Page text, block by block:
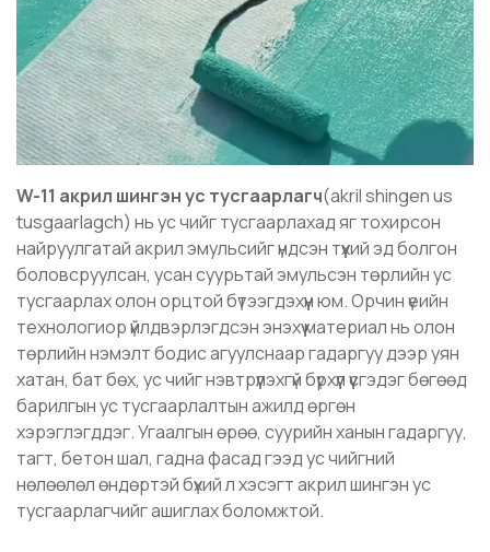
W-11 акрил шингэн ус тусгаарлагч(akril shingen us
tusgaarlagch) нь ус чийг тусгаарлахад яг тохирсон
найруулгатай акрил эмульсийг үндсэн түүхий эд болгон
боловсруулсан, усан суурьтай эмульсэн төрлийн ус
тусгаарлах олон орцтой бүтээгдэхүүн юм. Орчин үеийн
технологиор үйлдвэрлэгдсэн энэхүү материал нь олон
төрлийн нэмэлт бодис агуулснаар гадаргуу дээр уян
хатан, бат бөх, ус чийг нэвтрүүлэхгүй бүрхүүл үүсгэдэг бөгөөд
барилгын ус тусгаарлалтын ажилд өргөн
хэрэглэгддэг. Угаалгын өрөө, суурийн ханын гадаргуу,
тагт, бетон шал, гадна фасад гээд ус чийгний
нөлөөлөл өндөртэй бүхий л хэсэгт акрил шингэн ус
тусгаарлагчийг ашиглах боломжтой.